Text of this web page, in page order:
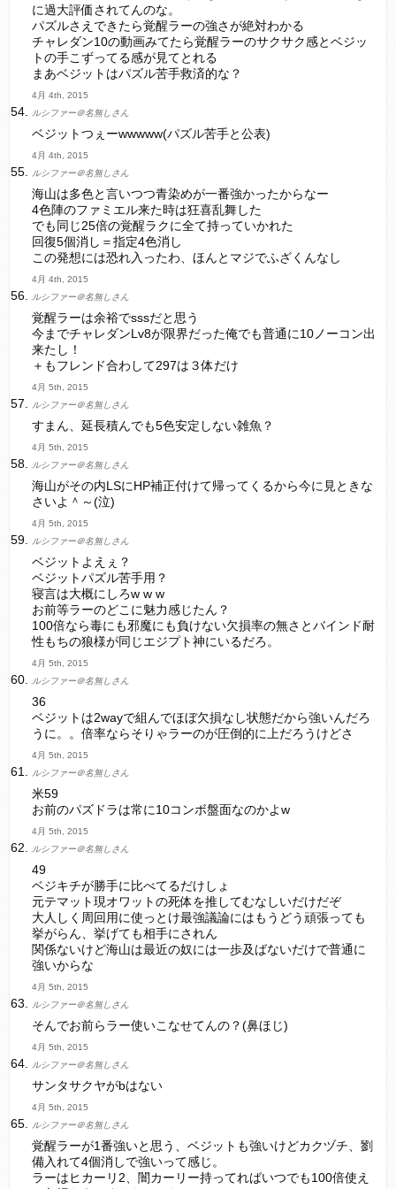
に過大評価されてんのな。
パズルさえできたら覚醒ラーの強さが絶対わかる
チャレダン10の動画みてたら覚醒ラーのサクサク感とベジッ
トの手こずってる感が見てとれる
まあベジットはパズル苦手救済的な？
4月 4th, 2015
ルシファー＠名無しさん
ベジットつぇーwwwww(パズル苦手と公表)
4月 4th, 2015
ルシファー＠名無しさん
海山は多色と言いつつ青染めが一番強かったからなー
4色陣のファミエル来た時は狂喜乱舞した
でも同じ25倍の覚醒ラクに全て持っていかれた
回復5個消し＝指定4色消し
この発想には恐れ入ったわ、ほんとマジでふざくんなし
4月 4th, 2015
ルシファー＠名無しさん
覚醒ラーは余裕でsssだと思う
今までチャレダンLv8が限界だった俺でも普通に10ノーコン出
来たし！
＋もフレンド合わして297は３体だけ
4月 5th, 2015
ルシファー＠名無しさん
すまん、延長積んでも5色安定しない雑魚？
4月 5th, 2015
ルシファー＠名無しさん
海山がその内LSにHP補正付けて帰ってくるから今に見ときな
さいよ＾～(泣)
4月 5th, 2015
ルシファー＠名無しさん
ベジットよえぇ？
ベジットパズル苦手用？
寝言は大概にしろw w w
お前等ラーのどこに魅力感じたん？
100倍なら毒にも邪魔にも負けない欠損率の無さとバインド耐
性もちの狼様が同じエジプト神にいるだろ。
4月 5th, 2015
ルシファー＠名無しさん
36
ベジットは2wayで組んでほぼ欠損なし状態だから強いんだろ
うに。。倍率ならそりゃラーのが圧倒的に上だろうけどさ
4月 5th, 2015
ルシファー＠名無しさん
米59
お前のパズドラは常に10コンボ盤面なのかよw
4月 5th, 2015
ルシファー＠名無しさん
49
ベジキチが勝手に比べてるだけしょ
元テマット現オワットの死体を推してむなしいだけだぞ
大人しく周回用に使っとけ最強議論にはもうどう頑張っても
挙がらん、挙げても相手にされん
関係ないけど海山は最近の奴には一歩及ばないだけで普通に
強いからな
4月 5th, 2015
ルシファー＠名無しさん
そんでお前らラー使いこなせてんの？(鼻ほじ)
4月 5th, 2015
ルシファー＠名無しさん
サンタサクヤがbはない
4月 5th, 2015
ルシファー＠名無しさん
覚醒ラーが1番強いと思う、ベジットも強いけどカクヅチ、劉
備入れて4個消しで強いって感じ。
ラーはヒカーリ2、闇カーリー持ってればいつでも100倍使え